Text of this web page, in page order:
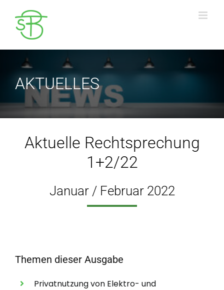
Inhalt
springen
AKTUELLES
Aktuelle Rechtsprechung
1+2/22
Januar / Februar 2022
Themen dieser Ausgabe
Privatnutzung von Elektro- und